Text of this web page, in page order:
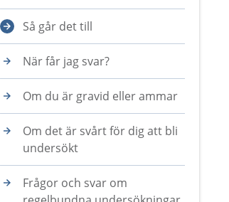
Så går det till
När får jag svar?
Om du är gravid eller ammar
Om det är svårt för dig att bli
undersökt
Frågor och svar om